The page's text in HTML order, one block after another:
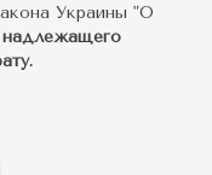
Украины "О
надлежащего